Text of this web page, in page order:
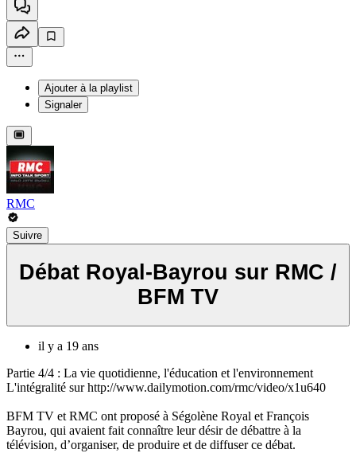
Ajouter à la playlist
Signaler
RMC
Suivre
Débat Royal-Bayrou sur RMC /
BFM TV
il y a 19 ans
Partie 4/4 : La vie quotidienne, l'éducation et l'environnement
L'intégralité sur http://www.dailymotion.com/rmc/video/x1u640
BFM TV et RMC ont proposé à Ségolène Royal et François
Bayrou, qui avaient fait connaître leur désir de débattre à la
télévision, d’organiser, de produire et de diffuser ce débat.